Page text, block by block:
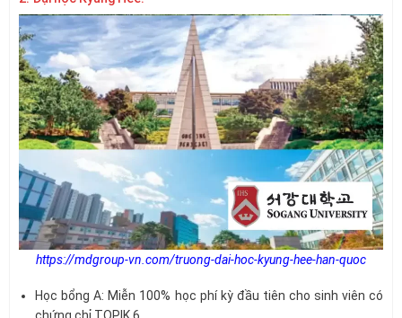
https://mdgroup-vn.com/truong-dai-hoc-kyung-hee-han-quoc
Học bổng A: Miễn 100% học phí kỳ đầu tiên cho sinh viên có